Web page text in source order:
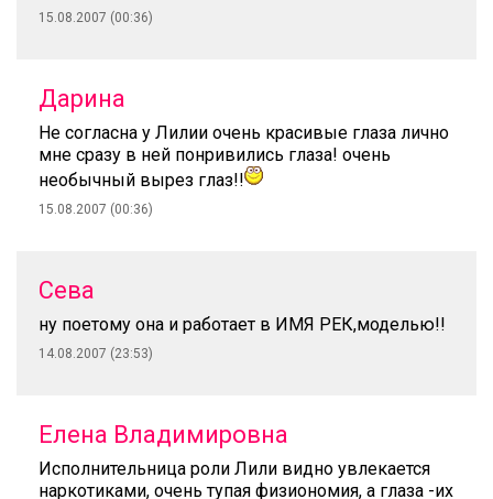
15.08.2007 (00:36)
Дарина
Не согласна у Лилии очень красивые глаза лично
мне сразу в ней понривились глаза! очень
необычный вырез глаз!!
15.08.2007 (00:36)
Сева
ну поетому она и работает в ИМЯ РЕК,моделью!!
14.08.2007 (23:53)
Елена Владимировна
Исполнительница роли Лили видно увлекается
наркотиками, очень тупая физиономия, а глаза -их